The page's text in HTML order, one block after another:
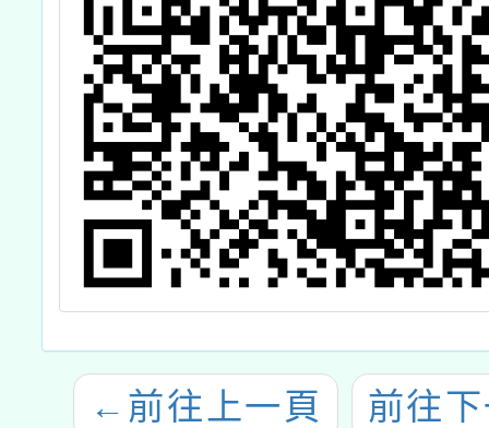
← 前往上一頁 前往